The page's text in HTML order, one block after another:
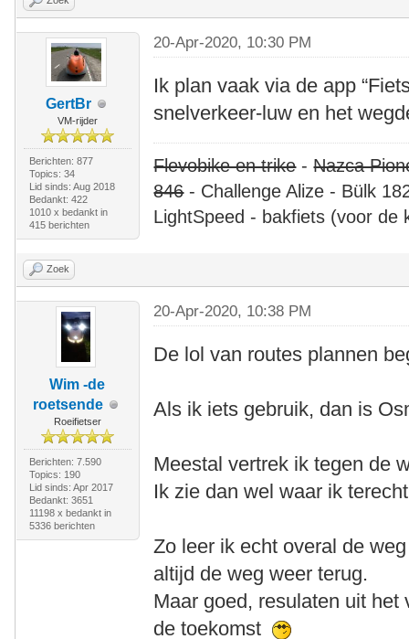
GertBr
VM-rijder
Berichten: 877
Topics: 34
Lid sinds: Aug 2018
Bedankt: 422
1010 x bedankt in
415 berichten
20-Apr-2020, 10:30 PM
Ik plan vaak via de app
snelverkeer-luw en het
Flevobike en trike-Nazca
846- Challenge Alize - Bülk
LightSpeed - bakfiets (voor de
Zoek
Wim -de
roetsende
Roeifietser
Berichten: 7.590
Topics: 190
Lid sinds: Apr 2017
Bedankt: 3651
11198 x bedankt in
5336 berichten
20-Apr-2020, 10:38 PM
De lol van routes plannen
Als ik iets gebruik, dan is
Meestal vertrek ik tegen de
Ik zie dan wel waar ik
Zo leer ik echt overal de
altijd de weg weer terug.
Maar goed, resulaten uit
de toekomst